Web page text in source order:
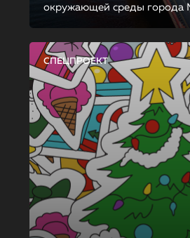
окружающей среды города
СПЕЦПРОЕКТ